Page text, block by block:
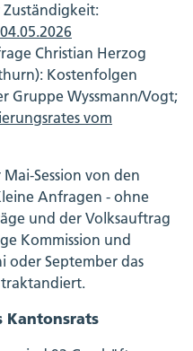
Christian Herzog
Kostenfolgen
Gruppe Wyssmann/Vogt;
vom
Session von den
Anfragen - ohne
und der Volksauftrag
Kommission und
oder September das
Kantonsrats